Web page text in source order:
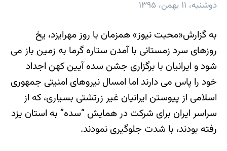
دوشنبه، ۱۱ بهمن، ۱۳۹۵
به گزارش«محبت نیوز» همزمان با روز مهرایزد، یخ
روزهای سرد زمستانی با آمدن ستاره گرما به زمین باز می
شود و ایرانیان با برگزاری جشن سده آیین کهن اجداد
خود را پاس می دارند اما امسال نیروهای امنیتی جمهوری
اسلامی از پیوستن ایرانیان غیر زرتشتی بسیاری، که از
سراسر ایران برای شرکت در همایش “سده” به استان یزد
رفته بودند، با شدت جلوگیری نمودند.